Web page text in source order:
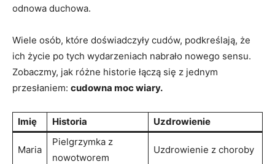
odnowa duchowa.
Wiele osób, które doświadczyły ‌cudów,⁢ podkreślają, że
⁢ich życie po ‍tych wydarzeniach nabrało nowego sensu.
Zobaczmy, jak różne historie łączą się z jednym⁢
przesłaniem: cudowna moc wiary.
Imię Historia Uzdrowienie
Maria
Pielgrzymka z‍
nowotworem
Uzdrowienie z choroby